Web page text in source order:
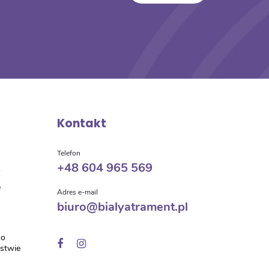
Kontakt
Telefon
+48 604 965 569
Adres e-mail
biuro@bialyatrament.pl